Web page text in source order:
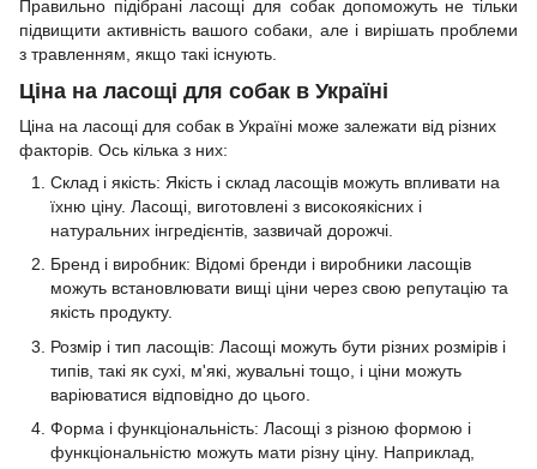
Правильно підібрані ласощі для собак допоможуть не тільки
підвищити активність вашого собаки, але і вирішать проблеми
з травленням, якщо такі існують.
Ціна на ласощі для собак в Україні
Ціна на ласощі для собак в Україні може залежати від різних
факторів. Ось кілька з них:
Склад і якість: Якість і склад ласощів можуть впливати на
їхню ціну. Ласощі, виготовлені з високоякісних і
натуральних інгредієнтів, зазвичай дорожчі.
Бренд і виробник: Відомі бренди і виробники ласощів
можуть встановлювати вищі ціни через свою репутацію та
якість продукту.
Розмір і тип ласощів: Ласощі можуть бути різних розмірів і
типів, такі як сухі, м'які, жувальні тощо, і ціни можуть
варіюватися відповідно до цього.
Форма і функціональність: Ласощі з різною формою і
функціональністю можуть мати різну ціну. Наприклад,